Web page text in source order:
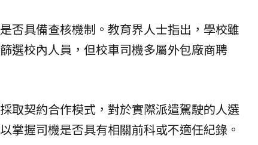
否具備查核機制。教育界人士指出，學校雖
選校內人員，但校車司機多屬外包廠商聘
取契約合作模式，對於實際派遣駕駛的人選
掌握司機是否具有相關前科或不適任紀錄。